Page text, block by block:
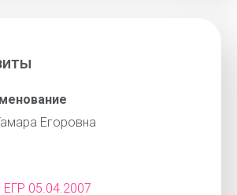
Егоровна
ЕГР 05.04.2007